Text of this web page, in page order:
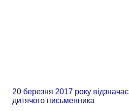
20 березня 2017 року
дитячого письменника